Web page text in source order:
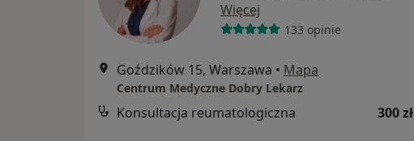
Więcej
133 opinie
Goździków 15, Warszawa • Mapa
Centrum Medyczne Dobry Lekarz
Konsultacja reumatologiczna 300 zł